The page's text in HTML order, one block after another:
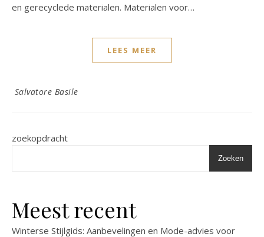
en gerecyclede materialen. Materialen voor…
LEES MEER
Salvatore Basile
zoekopdracht
Zoeken
Meest recent
Winterse Stijlgids: Aanbevelingen en Mode-advies voor